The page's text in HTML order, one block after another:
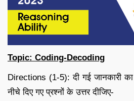
Topic: Coding-Decoding
Directions (1-5): दी गई जानकारी
नीचे दिए गए प्रश्नों के उत्तर दीजिए-